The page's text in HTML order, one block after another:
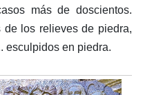
más de doscientos.
los relieves de piedra,
esculpidos en piedra.